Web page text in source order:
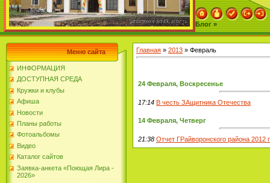
Блог »
Меню сайта
ИНФОРМАЦИЯ
ДОСТУПНАЯ СРЕДА
Кружки и клубы
Афиша
Новости
Планы работы
Фотоальбомы
Видео
Каталог сайтов
Заявка-анкета «Поющая Лира -
2026»
Главная » 2013 » Февраль
24 Февраля, Воскресенье
17:14 В честь ЗАщитника Отечества
14 Февраля, Четверг
21:38 Отчет ГРайворонского района 2012